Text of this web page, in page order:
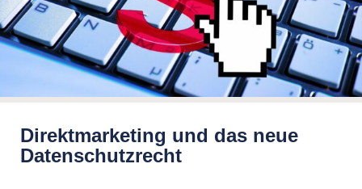
Direktmarketing und das neue
Datenschutzrecht